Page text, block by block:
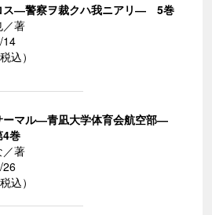
ス―警察ヲ裁クハ我ニアリ― 5巻
／著
14
込）
ーマル―青凪大学体育会航空部―
4巻
／著
26
込）